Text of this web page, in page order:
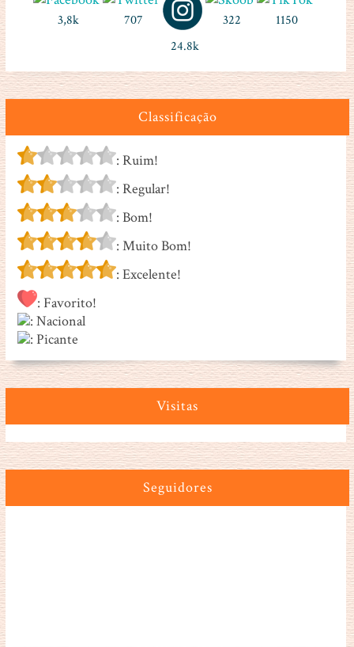
3,8k
707
24.8k
322 1150
Classificação
: Ruim!
: Regular!
: Bom!
: Muito Bom!
: Excelente!
: Favorito!
: Nacional
: Picante
Visitas
Seguidores